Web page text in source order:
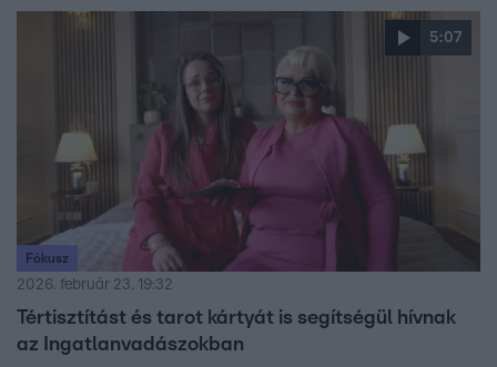
5:07
Fókusz
2026. február 23. 19:32
Tértisztítást és tarot kártyát is segítségül hívnak
az Ingatlanvadászokban